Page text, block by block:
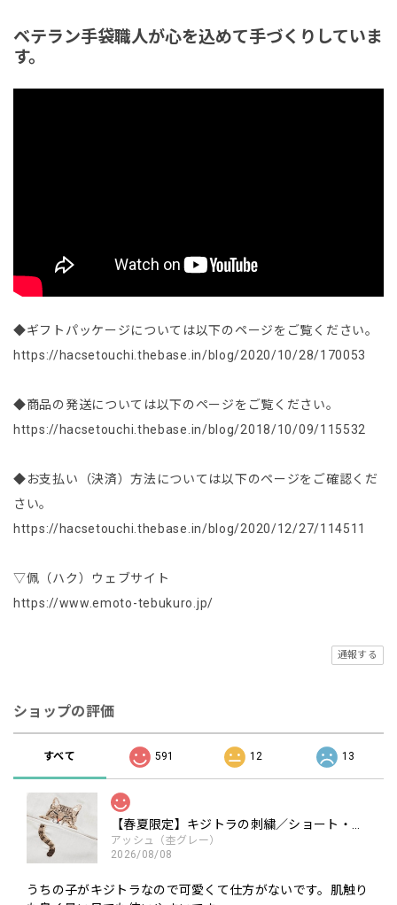
ベテラン手袋職人が心を込めて手づくりしていま
す。
◆ギフトパッケージについては以下のページをご覧ください。
https://hacsetouchi.thebase.in/blog/2020/10/28/170053
◆商品の発送については以下のページをご覧ください。
https://hacsetouchi.thebase.in/blog/2018/10/09/115532
◆お支払い（決済）方法については以下のページをご確認くだ
さい。
https://hacsetouchi.thebase.in/blog/2020/12/27/114511
▽佩（ハク）ウェブサイト
https://www.emoto-tebukuro.jp/
通報する
ショップの評価
すべて 591 12 13
【春夏限定】キジトラの刺繍／ショート・ロング／東かがわで一貫製造／UVケア／コットン100％
アッシュ（杢グレー）
2026/08/08
うちの子がキジトラなので可愛くて仕方がないです。肌触り